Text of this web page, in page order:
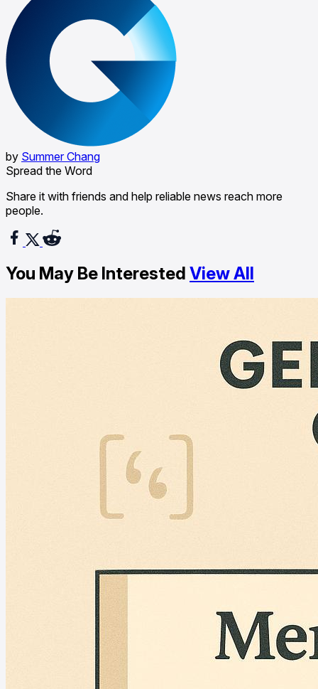
by Summer Chang
Spread the Word
Share it with friends and help reliable news reach more
people.
You May Be Interested View All